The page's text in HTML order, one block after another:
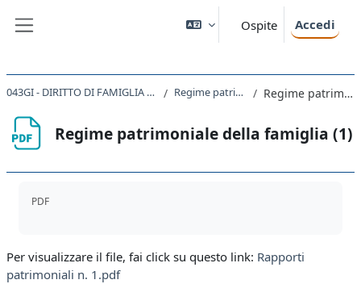
Ospite Accedi
043GI - DIRITTO DI FAMIGLIA E DELLE SUCCESSIONI IN EUROPA 2021 Regime patrimoniale della famiglia Regime patrimoniale della famiglia (1)
Regime patrimoniale della famiglia (1)
PDF
Per visualizzare il file, fai click su questo link: Rapporti
patrimoniali n. 1.pdf